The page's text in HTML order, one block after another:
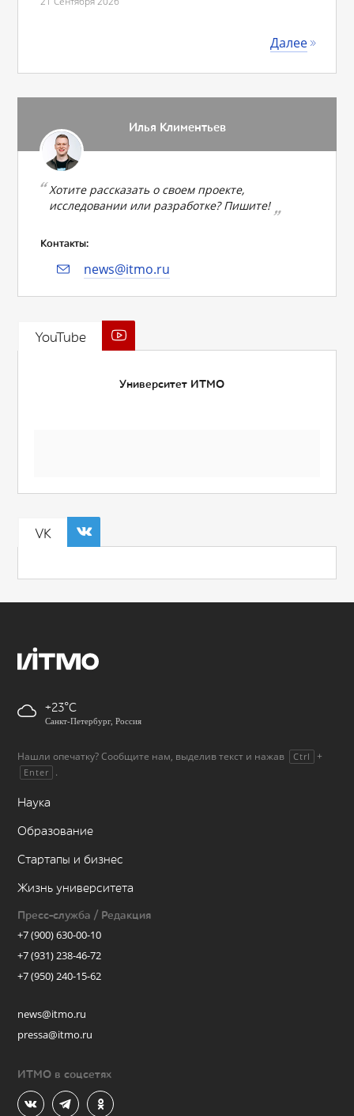
Далее
Илья Климентьев
Хотите рассказать о своем проекте,
исследовании или разработке? Пишите!
Контакты:
news@itmo.ru
YouTube
Университет ИТМО
VK
+23
Санкт-Петербург, Россия
Нашли опечатку? Сообщите нам, выделив текст и нажав Ctrl +
Enter .
Наука
Образование
Стартапы и бизнес
Жизнь университета
Пресс-служба / Редакция
+7 (900) 630-00-10
+7 (931) 238-46-72
+7 (950) 240-15-62
news@itmo.ru
pressa@itmo.ru
ИТМО в соцсетях